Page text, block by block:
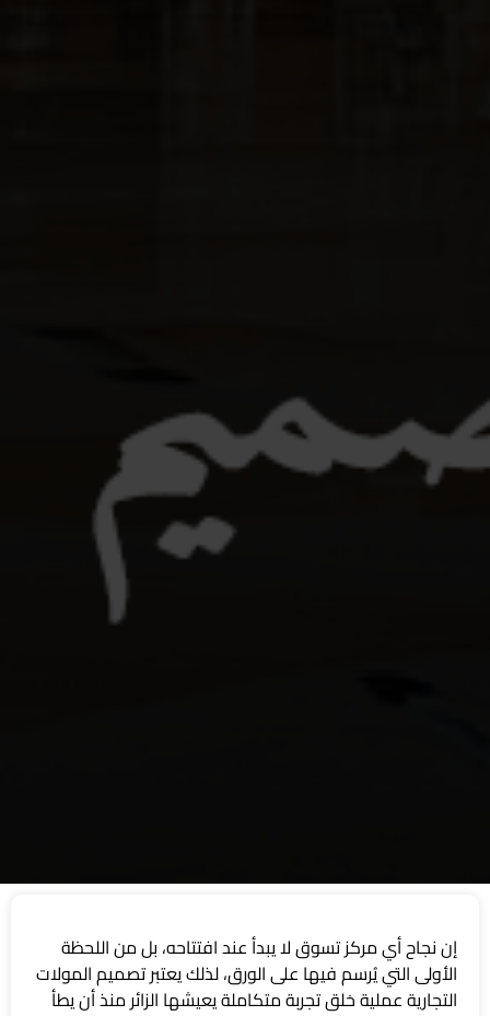
إن نجاح أي مركز تسوق لا يبدأ عند افتتاحه، بل من اللحظة
الأولى التي يُرسم فيها على الورق، لذلك يعتبر تصميم المولات
التجارية عملية خلق تجربة متكاملة يعيشها الزائر منذ أن يطأ